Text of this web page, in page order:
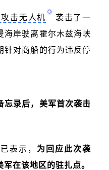
击无人机
袭击了一
海岸驶离霍尔木兹海峡
针对商船的行为违反停
忘录后，美军首次袭击
表示， 为回应此次袭
在该地区的驻扎点。